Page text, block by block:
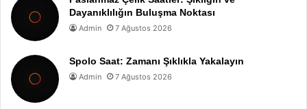
Dayanıklılığın Buluşma Noktası
Admin 7 Ağustos 2026
Spolo Saat: Zamanı Şıklıkla Yakalayın
Admin 7 Ağustos 2026